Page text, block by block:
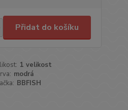
Přidat do košíku
1 velikost
modrá
BBFISH